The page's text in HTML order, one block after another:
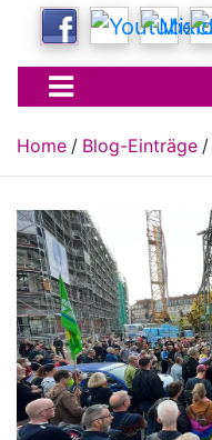
Home Blog-Einträge